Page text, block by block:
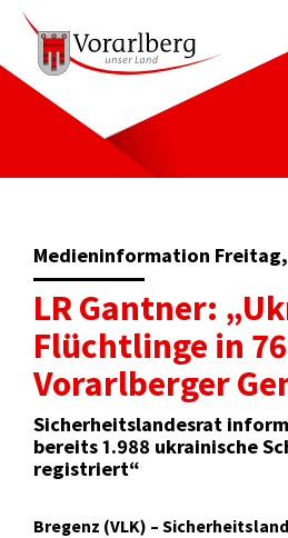
Medieninformation
LR Gantner:
Flüchtlinge in 76
Vorarlberger
Sicherheitslandesrat
bereits 1.988 ukrainische
registriert“
Bregenz (VLK) –